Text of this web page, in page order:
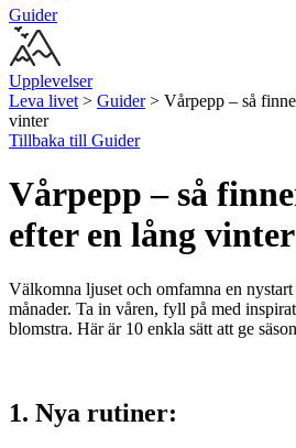
Guider
Upplevelser
Leva livet > Guider> Vårpepp – så
vinter
Tillbaka till Guider
Vårpepp – så
efter en lång vinter
Välkomna ljuset och omfamna en
månader. Ta in våren, fyll på med
blomstra. Här är 10 enkla sätt att ge
1. Nya rutiner: